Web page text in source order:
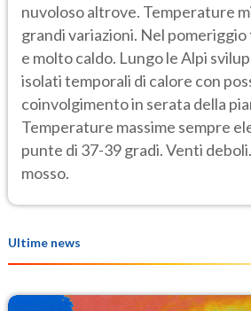
nuvoloso altrove. Temperature
grandi variazioni. Nel
e molto caldo. Lungo le Alpi
isolati temporali di calore con
coinvolgimento in serata della
Temperature massime sempre
punte di 37-39 gradi. Venti
mosso.
Ultime news